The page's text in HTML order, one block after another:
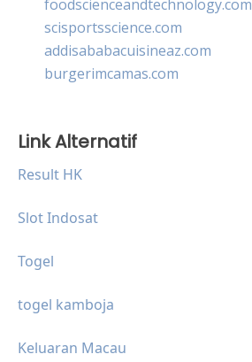
foodscienceandtechnology.com
scisportsscience.com
addisababacuisineaz.com
burgerimcamas.com
Link Alternatif
Result HK
Slot Indosat
Togel
togel kamboja
Keluaran Macau